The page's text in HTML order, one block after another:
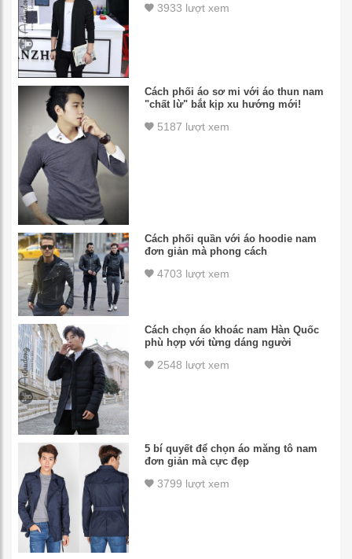
3933 lượt xem
Cách phối áo sơ mi với áo thun nam
"chất lừ" bắt kịp xu hướng mới!
5187 lượt xem
Cách phối quần với áo hoodie nam
đơn giản mà phong cách
4703 lượt xem
Cách chọn áo khoác nam Hàn Quốc
phù hợp với từng dáng người
2548 lượt xem
5 bí quyết để chọn áo măng tô nam
đơn giản mà cực đẹp
3799 lượt xem